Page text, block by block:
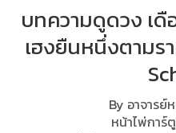
บทความดูดวง เ
เฮงยืนหนึ่งตามร
By อาจาร
หน้าไพ่การ์